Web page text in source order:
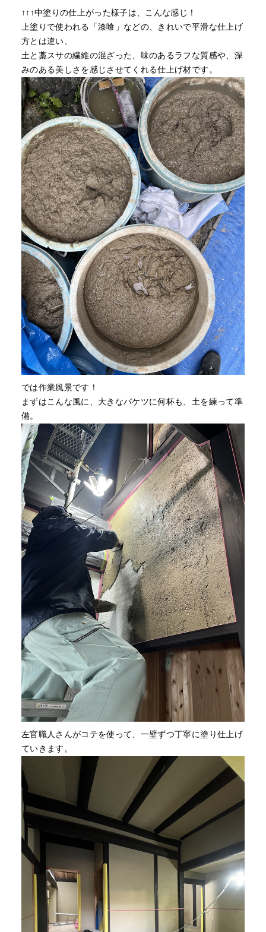
↑↑↑中塗りの仕上がった様子は、こんな感じ！
上塗りで使われる「漆喰」などの、きれいで平滑な仕上げ
方とは違い、
土と藁スサの繊維の混ざった、味のあるラフな質感や、深
みのある美しさを感じさせてくれる仕上げ材です。
では作業風景です！
まずはこんな風に、大きなバケツに何杯も、土を練って準
備。
左官職人さんがコテを使って、一壁ずつ丁寧に塗り仕上げ
ていきます。